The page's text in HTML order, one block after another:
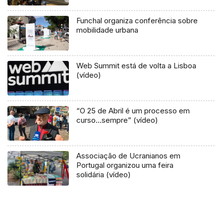
Funchal organiza conferência sobre
mobilidade urbana
Web Summit está de volta a Lisboa
(vídeo)
“O 25 de Abril é um processo em
curso…sempre” (vídeo)
Associação de Ucranianos em
Portugal organizou uma feira
solidária (vídeo)